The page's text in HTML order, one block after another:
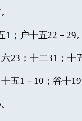
1；户十五22－29
23；十二31；十
五1－10；谷十